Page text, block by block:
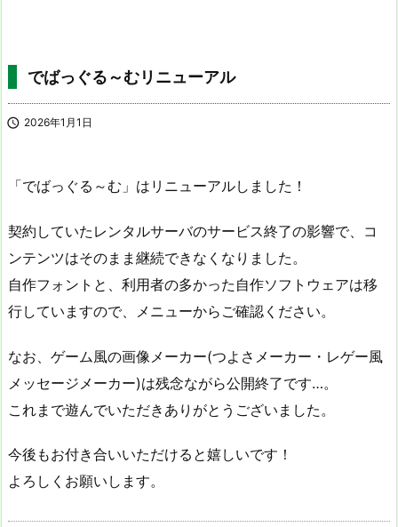
でばっぐる～むリニューアル
 2026年1月1日
「でばっぐる～む」はリニューアルしました！
契約していたレンタルサーバのサービス終了の影響で、コ
ンテンツはそのまま継続できなくなりました。
自作フォントと、利用者の多かった自作ソフトウェアは移
行していますので、メニューからご確認ください。
なお、ゲーム風の画像メーカー(つよさメーカー・レゲー風
メッセージメーカー)は残念ながら公開終了です…。
これまで遊んでいただきありがとうございました。
今後もお付き合いいただけると嬉しいです！
よろしくお願いします。